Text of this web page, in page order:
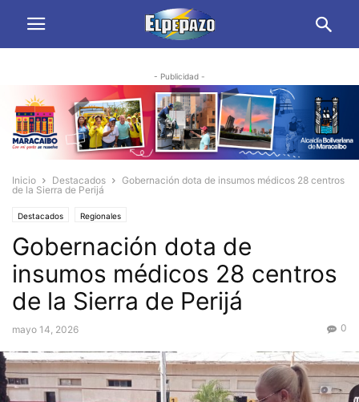
- Publicidad -
Inicio Destacados
Gobernación dota de insumos médicos 28 centros
de la Sierra de Perijá
Destacados Regionales
Gobernación dota de
insumos médicos 28 centros
de la Sierra de Perijá
mayo 14, 2026 0